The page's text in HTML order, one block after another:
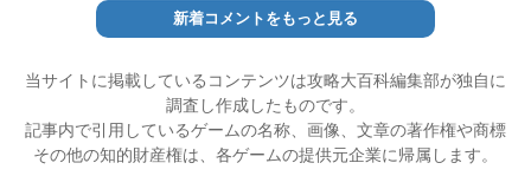
新着コメントをもっと見る
当サイトに掲載しているコンテンツは攻略大百科編集部が独自に
調査し作成したものです。
記事内で引用しているゲームの名称、画像、文章の著作権や商標
その他の知的財産権は、各ゲームの提供元企業に帰属します。